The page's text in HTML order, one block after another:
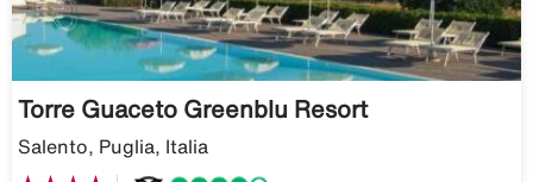
Torre Guaceto Greenblu Resort
Salento, Puglia, Italia